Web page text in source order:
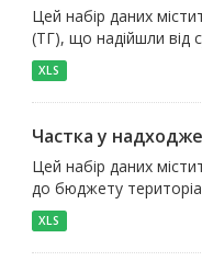
Цей набір даних
(ТГ), що надійшли від
XLS
Частка у
Цей набір даних
до бюджету
XLS